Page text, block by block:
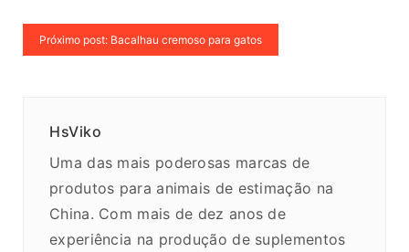
Próximo post: Bacalhau cremoso para gatos
HsViko
Uma das mais poderosas marcas de
produtos para animais de estimação na
China. Com mais de dez anos de
experiência na produção de suplementos